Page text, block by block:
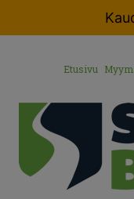
Etusivu